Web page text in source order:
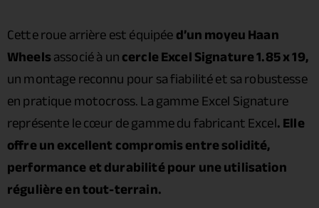
Cette roue arrière est équipéed’un moyeu Haan
Wheelsassocié à uncercle Excel Signature 1.85 x 19,
un montage reconnu pour sa fiabilité et sa robustesse
en pratique motocross. La gamme Excel Signature
représente le cœur de gamme du fabricant Excel. Elle
offre un excellent compromis entre solidité,
performance et durabilité pour une utilisation
régulière en tout-terrain.